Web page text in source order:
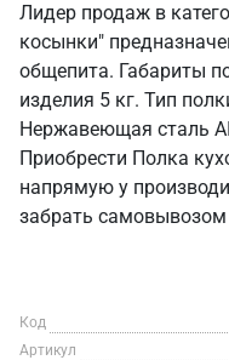
Лидер продаж в
косынки"
общепита. Габариты
изделия 5 кг. Тип
Нержавеющая сталь
Приобрести Полка
напрямую у
забрать самовывозом
Код
Артикул